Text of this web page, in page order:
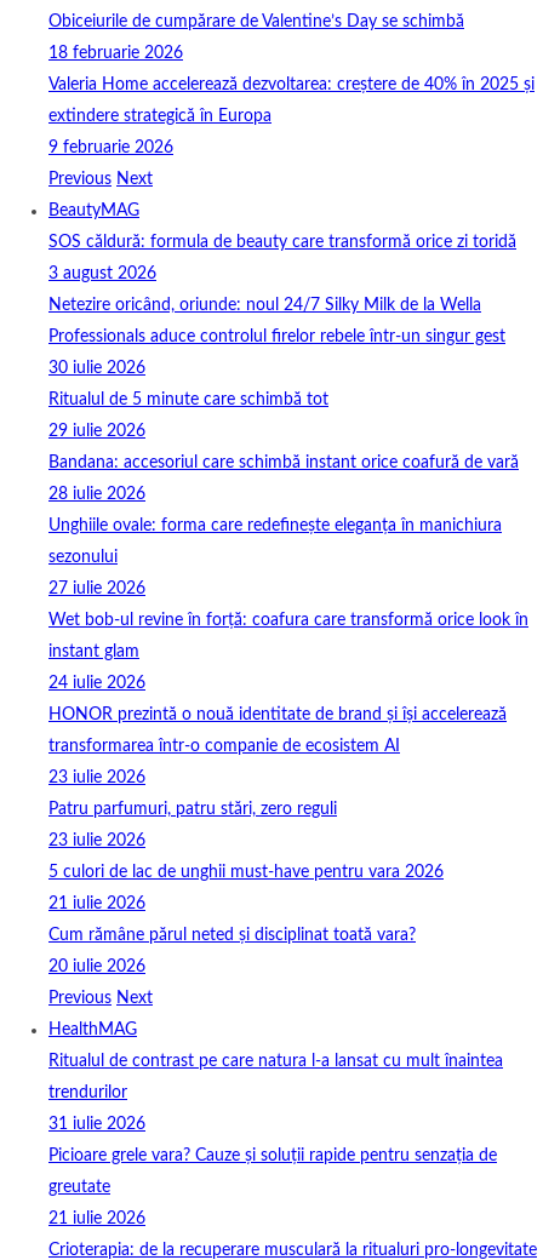
Obiceiurile de cumpărare de Valentine’s Day se schimbă
18 februarie 2026
Valeria Home accelerează dezvoltarea: creștere de 40% în 2025 și
extindere strategică în Europa
9 februarie 2026
Previous Next
BeautyMAG
SOS căldură: formula de beauty care transformă orice zi toridă
3 august 2026
Netezire oricând, oriunde: noul 24/7 Silky Milk de la Wella
Professionals aduce controlul firelor rebele într-un singur gest
30 iulie 2026
Ritualul de 5 minute care schimbă tot
29 iulie 2026
Bandana: accesoriul care schimbă instant orice coafură de vară
28 iulie 2026
Unghiile ovale: forma care redefinește eleganța în manichiura
sezonului
27 iulie 2026
Wet bob-ul revine în forță: coafura care transformă orice look în
instant glam
24 iulie 2026
HONOR prezintă o nouă identitate de brand și își accelerează
transformarea într-o companie de ecosistem AI
23 iulie 2026
Patru parfumuri, patru stări, zero reguli
23 iulie 2026
5 culori de lac de unghii must‑have pentru vara 2026
21 iulie 2026
Cum rămâne părul neted și disciplinat toată vara?
20 iulie 2026
Previous Next
HealthMAG
Ritualul de contrast pe care natura l-a lansat cu mult înaintea
trendurilor
31 iulie 2026
Picioare grele vara? Cauze și soluții rapide pentru senzația de
greutate
21 iulie 2026
Crioterapia: de la recuperare musculară la ritualuri pro‑longevitate